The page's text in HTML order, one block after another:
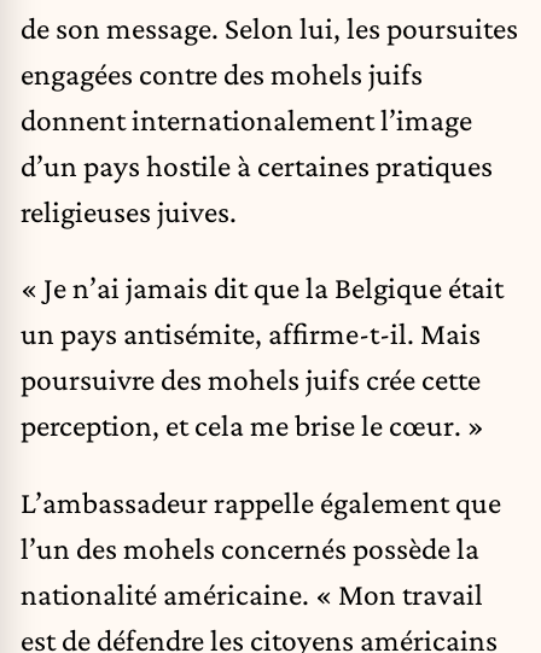
de son message. Selon lui, les poursuites
engagées contre des mohels juifs
donnent internationalement l’image
d’un pays hostile à certaines pratiques
religieuses juives.
« Je n’ai jamais dit que la Belgique était
un pays antisémite, affirme-t-il. Mais
poursuivre des mohels juifs crée cette
perception, et cela me brise le cœur. »
L’ambassadeur rappelle également que
l’un des mohels concernés possède la
nationalité américaine. « Mon travail
est de défendre les citoyens américains